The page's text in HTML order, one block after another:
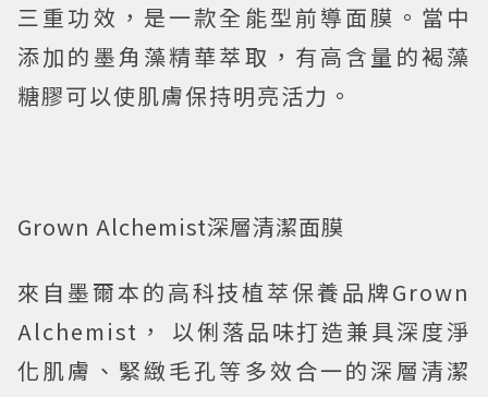
三重功效，是一款全能型前導面膜。當中
添加的墨角藻精華萃取，有高含量的褐藻
糖膠可以使肌膚保持明亮活力。
Grown Alchemist深層清潔面膜
來自墨爾本的高科技植萃保養品牌Grown
Alchemist， 以俐落品味打造兼具深度淨
化肌膚、緊緻毛孔等多效合一的深層清潔